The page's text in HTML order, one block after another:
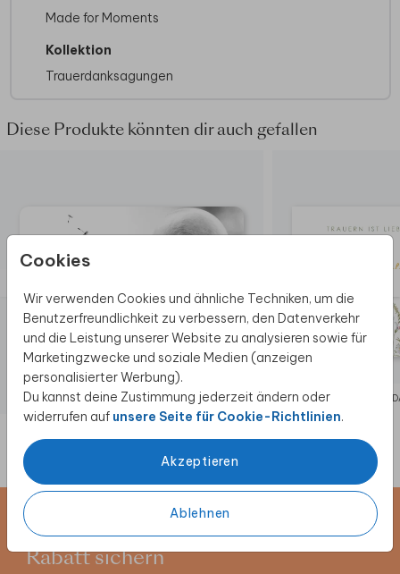
Cookies
Wir verwenden Cookies und ähnliche Techniken, um die
Benutzerfreundlichkeit zu verbessern, den Datenverkehr
und die Leistung unserer Website zu analysieren sowie für
Marketingzwecke und soziale Medien (anzeigen
personalisierter Werbung).
Du kannst deine Zustimmung jederzeit ändern oder
widerrufen auf unsere Seite für Cookie-Richtlinien.
Akzeptieren
Ablehnen
Made for Moments
Kollektion
Trauerdanksagungen
Diese Produkte könnten dir auch gefallen
TRAUER
Newsletter abonnieren und 5 €
Rabatt sichern